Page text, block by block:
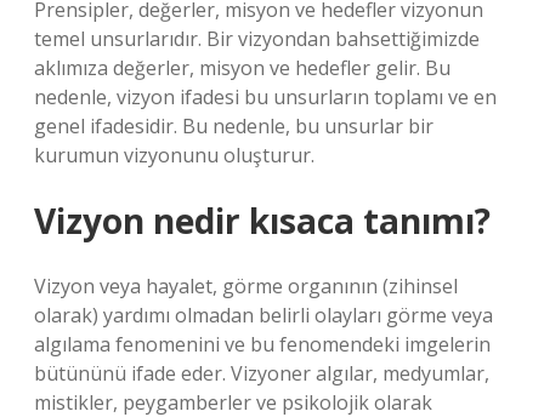
Prensipler, değerler, misyon ve hedefler vizyonun
temel unsurlarıdır. Bir vizyondan bahsettiğimizde
aklımıza değerler, misyon ve hedefler gelir. Bu
nedenle, vizyon ifadesi bu unsurların toplamı ve en
genel ifadesidir. Bu nedenle, bu unsurlar bir
kurumun vizyonunu oluşturur.
Vizyon nedir kısaca tanımı?
Vizyon veya hayalet, görme organının (zihinsel
olarak) yardımı olmadan belirli olayları görme veya
algılama fenomenini ve bu fenomendeki imgelerin
bütününü ifade eder. Vizyoner algılar, medyumlar,
mistikler, peygamberler ve psikolojik olarak